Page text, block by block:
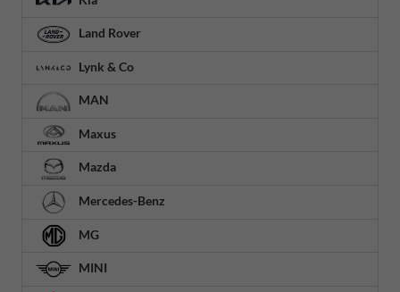
Land Rover
Lynk & Co
MAN
Maxus
Mazda
Mercedes-Benz
MG
MINI